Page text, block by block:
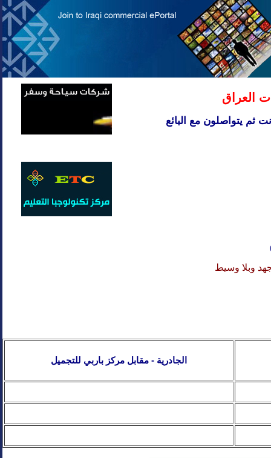
العراق
ثم يتواصلون مع البائع
وبلا وسيط
الجادرية - مقابل مركز باربي للتجميل